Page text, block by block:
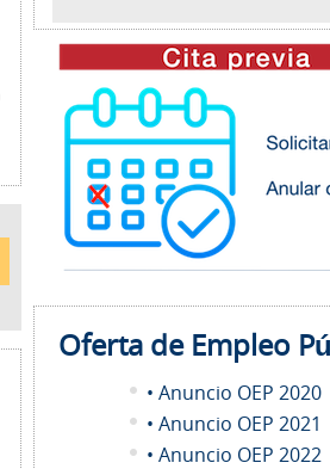
Oferta de Empleo
• Anuncio OEP 2020
• Anuncio OEP 2021
• Anuncio OEP 2022